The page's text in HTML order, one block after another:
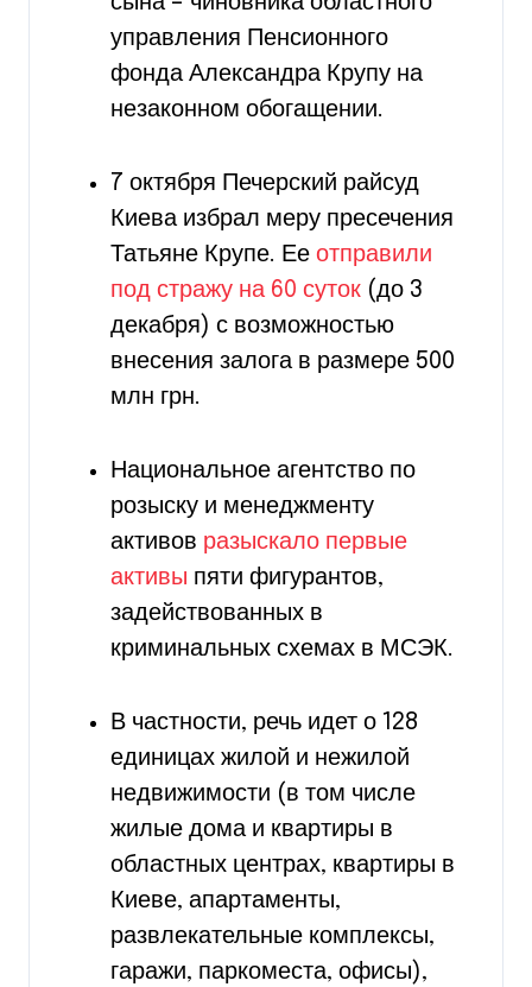
управления Пенсионного
фонда Александра Крупу на
незаконном обогащении.
7 октября Печерский райсуд
Киева избрал меру пресечения
Татьяне Крупе. Ее отправили
под стражу на 60 суток (до 3
декабря) с возможностью
внесения залога в размере 500
млн грн.
Национальное агентство по
розыску и менеджменту
активов разыскало первые
активы пяти фигурантов,
задействованных в
криминальных схемах в МСЭК.
В частности, речь идет о 128
единицах жилой и нежилой
недвижимости (в том числе
жилые дома и квартиры в
областных центрах, квартиры в
Киеве, апартаменты,
развлекательные комплексы,
гаражи, паркоместа, офисы),